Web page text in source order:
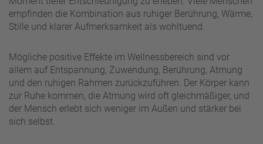
empfinden die Kombination aus ruhiger Berührung, Wärme,
Stille und klarer Aufmerksamkeit als wohltuend.
Mögliche positive Effekte im Wellnessbereich sind vor
allem auf Entspannung, Zuwendung, Berührung, Atmung
und den ruhigen Rahmen zurückzuführen. Der Körper kann
zur Ruhe kommen, die Atmung wird oft gleichmäßiger, und
der Mensch erlebt sich weniger im Außen und stärker bei
sich selbst.